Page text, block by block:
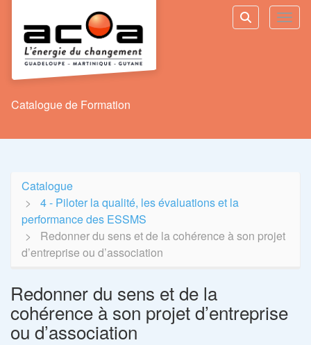
Aller au menu principal
Aller au contenu principal
Personnaliser l'interface
Rechercher
Catalogue de Formation
Catalogue
4 - Piloter la qualité, les évaluations et la
performance des ESSMS
Redonner du sens et de la cohérence à son projet
d’entreprise ou d’association
Redonner du sens et de la
cohérence à son projet d’entreprise
ou d’association